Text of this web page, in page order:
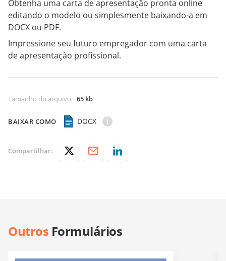
Obtenha uma carta de apresentação pronta online
editando o modelo ou simplesmente baixando-a em
DOCX ou PDF.
Impressione seu futuro empregador com uma carta
de apresentação profissional.
Tamanho do arquivo: 65 kb
BAIXAR COMO DOCX
Compartilhar:
Outros Formulários